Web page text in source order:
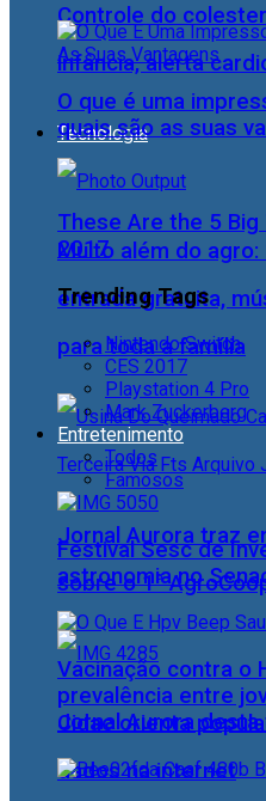
Controle do
infância, alerta
Tecnologia
Muito além do
entrada gratuita,
para toda a família
Jornal Aurora traz
sobre o 1°
Cidac orienta
dados na internet
O que é uma
quais são as suas
These Are the 5
2017
Trending Tags
Nintendo Switch
CES 2017
Playstation 4 Pro
Mark Zuckerberg
Entretenimento
Todos
Famosos
Festival Sesc de
astronomia no
Vacinação contra o
prevalência entre
Jornal Aurora